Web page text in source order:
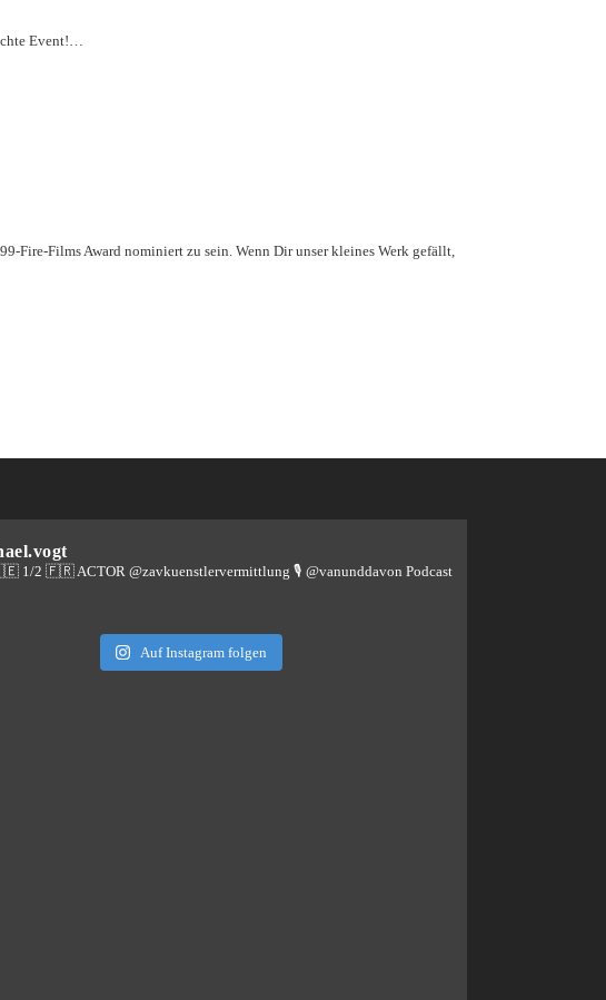
Event!…
Fire-Films Award nominiert zu sein. Wenn Dir unser kleines Werk gefällt,
1/2 🇫🇷 ACTOR @zavkuenstlervermittlung 🎙️ @vanunddavon Podcast
Auf Instagram folgen